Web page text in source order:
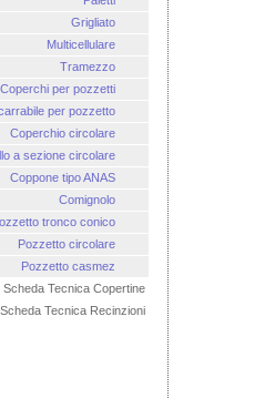
Grigliato
Multicellulare
Tramezzo
Coperchi per pozzetti
per pozzetto
Coperchio circolare
a sezione circolare
Coppone tipo ANAS
Comignolo
tronco conico
Pozzetto circolare
Pozzetto casmez
Scheda Tecnica Copertine
Scheda Tecnica Recinzioni